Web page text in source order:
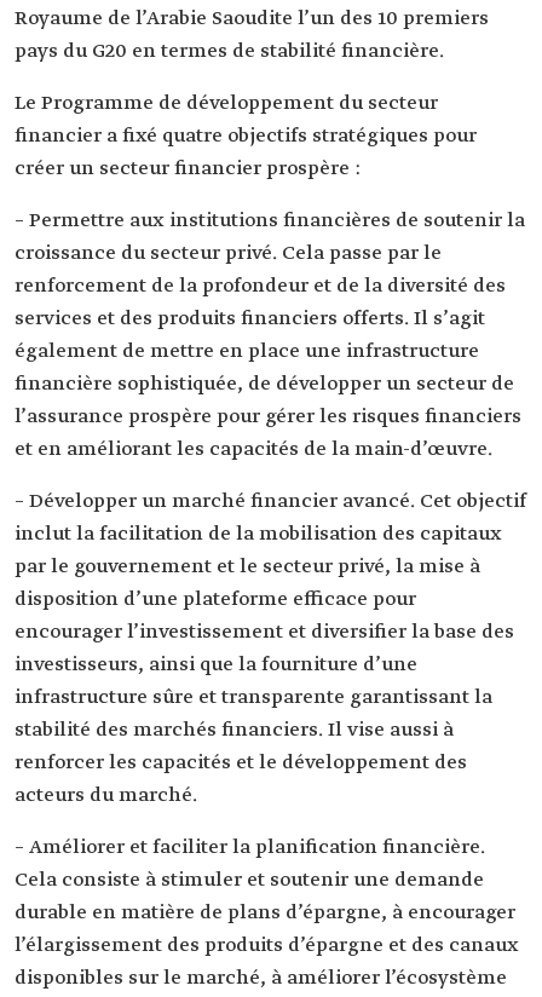
Royaume de l’Arabie Saoudite l’un des 10 premiers
pays du G20 en termes de stabilité financière.
Le Programme de développement du secteur
financier a fixé quatre objectifs stratégiques pour
créer un secteur financier prospère :
– Permettre aux institutions financières de soutenir la
croissance du secteur privé. Cela passe par le
renforcement de la profondeur et de la diversité des
services et des produits financiers offerts. Il s’agit
également de mettre en place une infrastructure
financière sophistiquée, de développer un secteur de
l’assurance prospère pour gérer les risques financiers
et en améliorant les capacités de la main-d’œuvre.
– Développer un marché financier avancé. Cet objectif
inclut la facilitation de la mobilisation des capitaux
par le gouvernement et le secteur privé, la mise à
disposition d’une plateforme efficace pour
encourager l’investissement et diversifier la base des
investisseurs, ainsi que la fourniture d’une
infrastructure sûre et transparente garantissant la
stabilité des marchés financiers. Il vise aussi à
renforcer les capacités et le développement des
acteurs du marché.
– Améliorer et faciliter la planification financière.
Cela consiste à stimuler et soutenir une demande
durable en matière de plans d’épargne, à encourager
l’élargissement des produits d’épargne et des canaux
disponibles sur le marché, à améliorer l’écosystème